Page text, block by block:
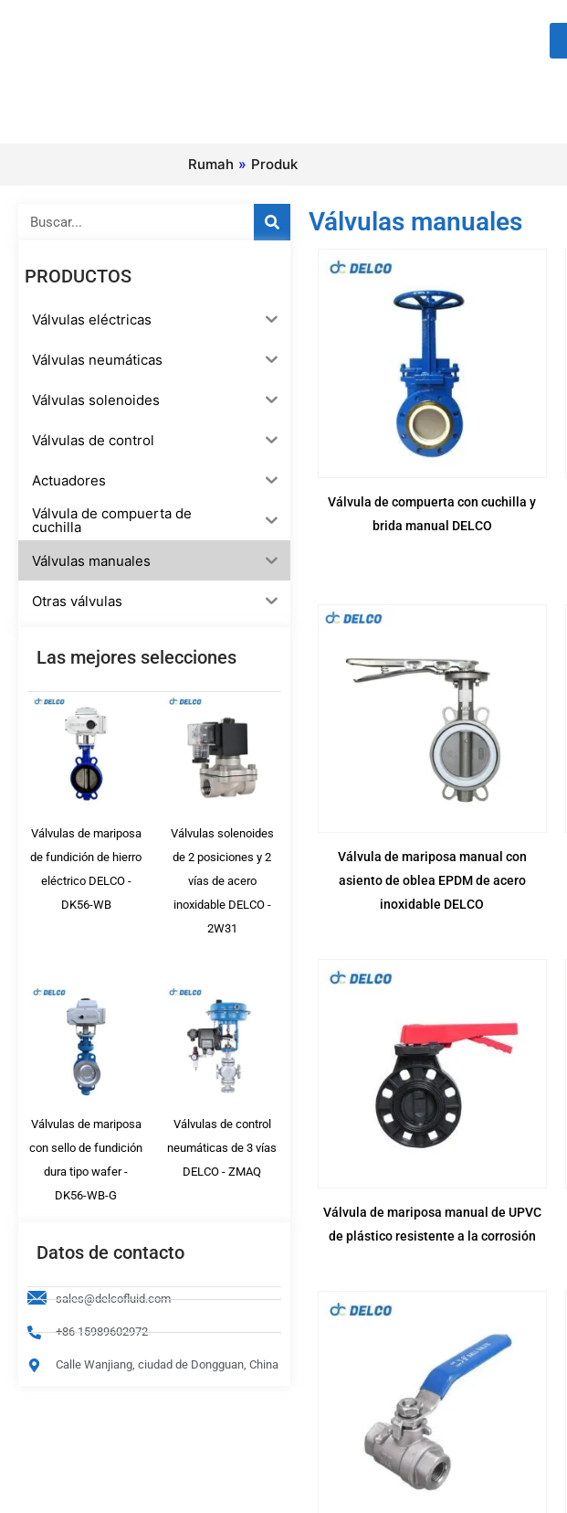
Rumah » Produk
PRODUCTOS
Válvulas eléctricas
Válvulas neumáticas
Válvulas solenoides
Válvulas de control
Actuadores
Válvula de compuerta de
cuchilla
Válvulas manuales
Otras válvulas
Las mejores selecciones
Válvulas de mariposa
de fundición de hierro
eléctrico DELCO -
DK56-WB
Válvulas solenoides
de 2 posiciones y 2
vías de acero
inoxidable DELCO -
2W31
Válvulas de mariposa
con sello de fundición
dura tipo wafer -
DK56-WB-G
Válvulas de control
neumáticas de 3 vías
DELCO - ZMAQ
Datos de contacto
sales@delcofluid.com
+86 15989602972
Calle Wanjiang, ciudad de Dongguan, China
Válvulas manuales
Válvula de compuerta con cuchilla y
brida manual DELCO
Válvula de mariposa manual con
asiento de oblea EPDM de acero
inoxidable DELCO
Válvula de mariposa manual de UPVC
de plástico resistente a la corrosión